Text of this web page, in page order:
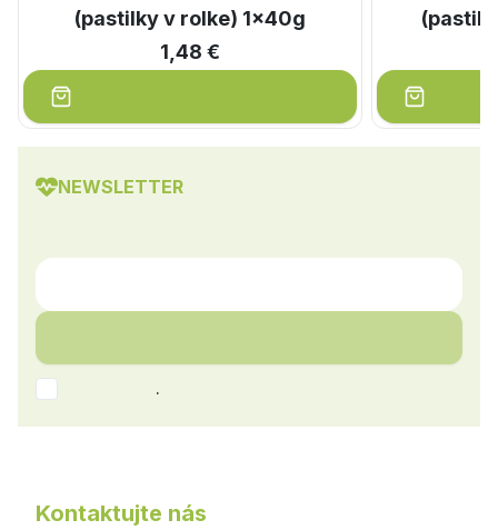
(pastilky v rolke) 1x40g
1,48 €
NEWSLETTER
.
Kontaktujte nás